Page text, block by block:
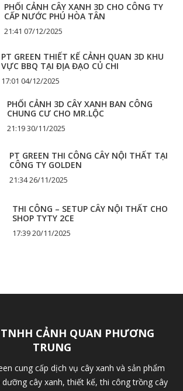
PHỐI CẢNH CÂY XANH 3D CHO CÔNG TY
CẤP NƯỚC PHÚ HÒA TÂN
21:41 07/12/2025
PT GREEN THIẾT KẾ CẢNH QUAN 3D KHU
VỰC BBQ TẠI ĐỊA ĐẠO CỦ CHI
17:01 04/12/2025
PHỐI CẢNH 3D CÂY XANH BAN CÔNG
CHUNG CƯ CHO MR.LỘC
21:19 30/11/2025
PT GREEN THI CÔNG CÂY NỘI THẤT TẠI
CÔNG TY GOLDEN
21:34 26/11/2025
THI CÔNG – SETUP CÂY NỘI THẤT CHO
SHOP TYTY 2CE
17:39 20/11/2025
CẢNH QUAN PHƯƠNG
TRUNG
cung cấp dịch vụ cây xanh và sản phẩm
cây xanh, thiết kế, thi công trồng cây